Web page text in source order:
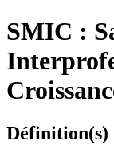
SMIC :
Définition(s)